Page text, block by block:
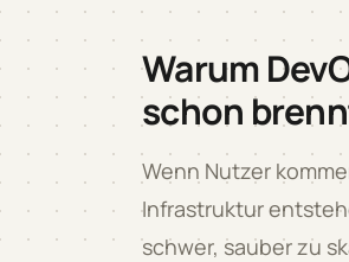
Warum
schon
Wenn Nutzer
Infrastruktur
schwer, sauber zu